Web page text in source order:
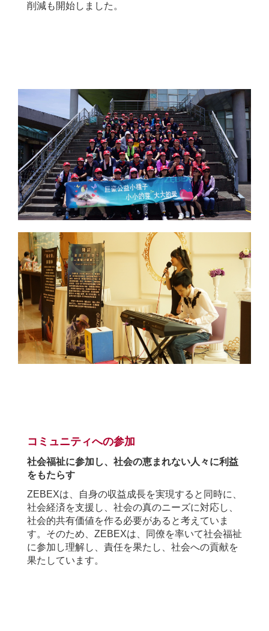
削減も開始しました。
コミュニティへの参加
社会福祉に参加し、社会の恵まれない人々に利益
をもたらす
ZEBEXは、自身の収益成長を実現すると同時に、
社会経済を支援し、社会の真のニーズに対応し、
社会的共有価値を作る必要があると考えていま
す。そのため、 ZEBEXは、同僚を率いて社会福祉
に参加し理解し、責任を果たし、社会への貢献を
果たしています。